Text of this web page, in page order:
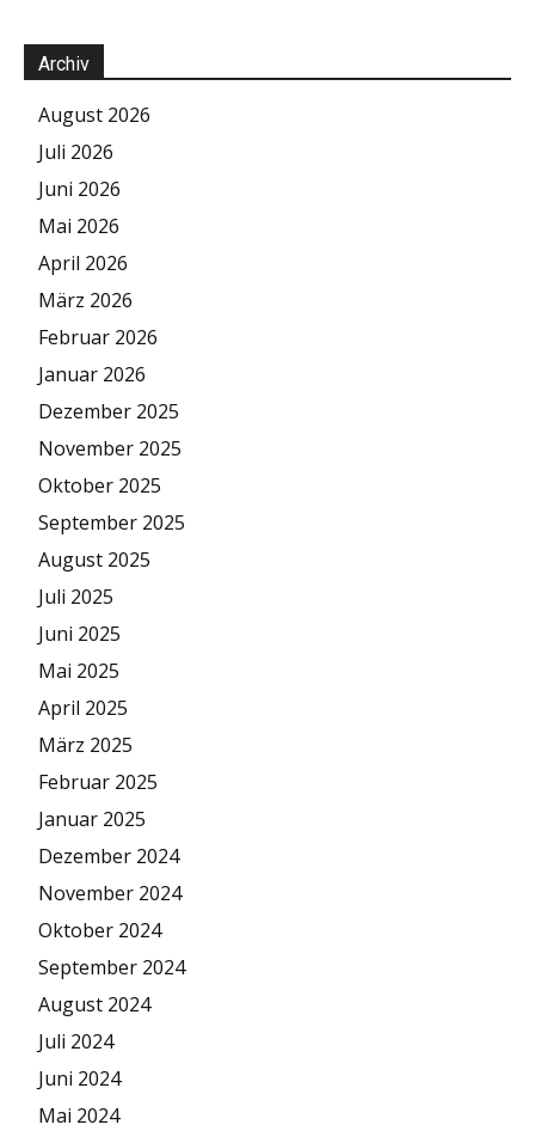
Archiv
August 2026
Juli 2026
Juni 2026
Mai 2026
April 2026
März 2026
Februar 2026
Januar 2026
Dezember 2025
November 2025
Oktober 2025
September 2025
August 2025
Juli 2025
Juni 2025
Mai 2025
April 2025
März 2025
Februar 2025
Januar 2025
Dezember 2024
November 2024
Oktober 2024
September 2024
August 2024
Juli 2024
Juni 2024
Mai 2024